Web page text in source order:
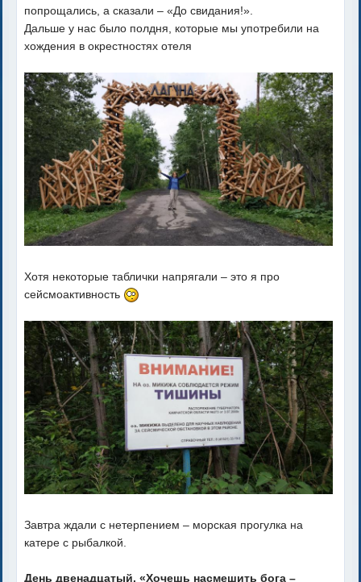
попрощались, а сказали – «До свидания!».
Дальше у нас было полдня, которые мы употребили на
хождения в окрестностях отеля
Хотя некоторые таблички напрягали – это я про
сейсмоактивность
Завтра ждали с нетерпением – морская прогулка на
катере с рыбалкой.
День двенадцатый. «Хочешь насмешить бога –